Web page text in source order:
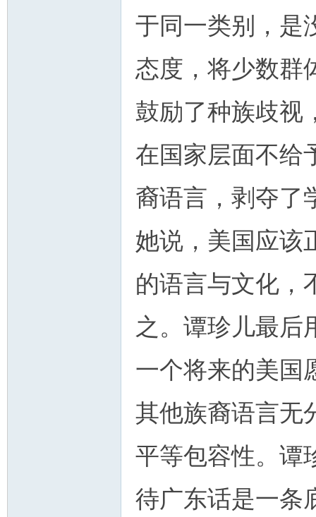
于同一类别，是
态度，将少数群
鼓励了种族歧视
在国家层面不给
裔语言，剥夺了
她说，美国应该
的语言与文化，
之。谭珍儿最后
一个将来的美国
其他族裔语言无
平等包容性。谭
待广东话是一条